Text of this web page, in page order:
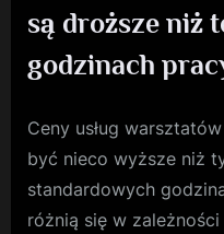
są droższe niż
godzinach
Ceny usług
być nieco wyższe niż
standardowych
różnią się w